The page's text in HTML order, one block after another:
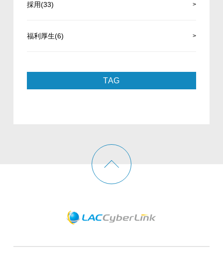
採用(33)
福利厚生(6)
TAG